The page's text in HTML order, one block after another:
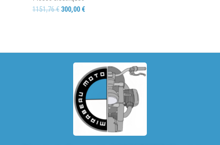
1151,76€ 300,00 €